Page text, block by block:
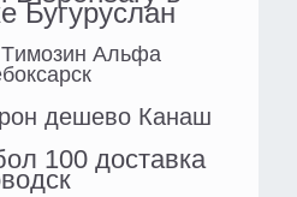
Бугуруслан
Tимозин Альфа
дешево Канаш
100 доставка